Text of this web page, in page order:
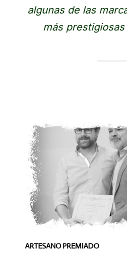
algunas de las
más
ARTESANO PREMIADO